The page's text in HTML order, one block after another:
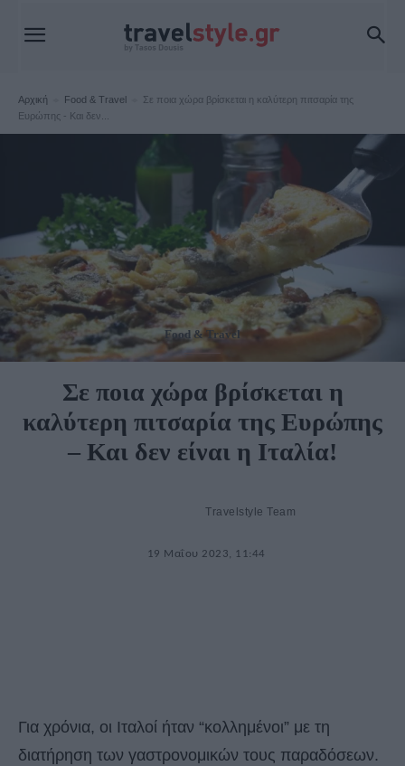
Αρχική Food & Travel
Σε ποια χώρα βρίσκεται η καλύτερη πιτσαρία της
Ευρώπης - Και δεν...
Food & Travel
Σε ποια χώρα βρίσκεται η
καλύτερη πιτσαρία της Ευρώπης
– Και δεν είναι η Ιταλία!
Travelstyle Team
19 Μαΐου 2023, 11:44
Για χρόνια, οι Ιταλοί ήταν “κολλημένοι” με τη
διατήρηση των γαστρονομικών τους παραδόσεων.